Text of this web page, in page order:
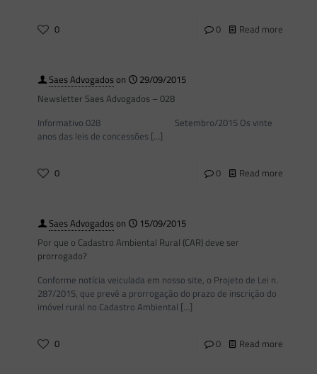
0 0 Read more
Saes Advogadoson
29/09/2015
Newsletter Saes Advogados – 028
Informativo 028 Setembro/2015 Os vinte
anos das leis de concessões […]
0 0 Read more
Saes Advogadoson
15/09/2015
Por que o Cadastro Ambiental Rural (CAR) deve ser
prorrogado?
Conforme notícia veiculada em nosso site, o Projeto de Lei n.
287/2015, que prevê a prorrogação do prazo de inscrição do
imóvel rural no Cadastro Ambiental […]
0 0 Read more